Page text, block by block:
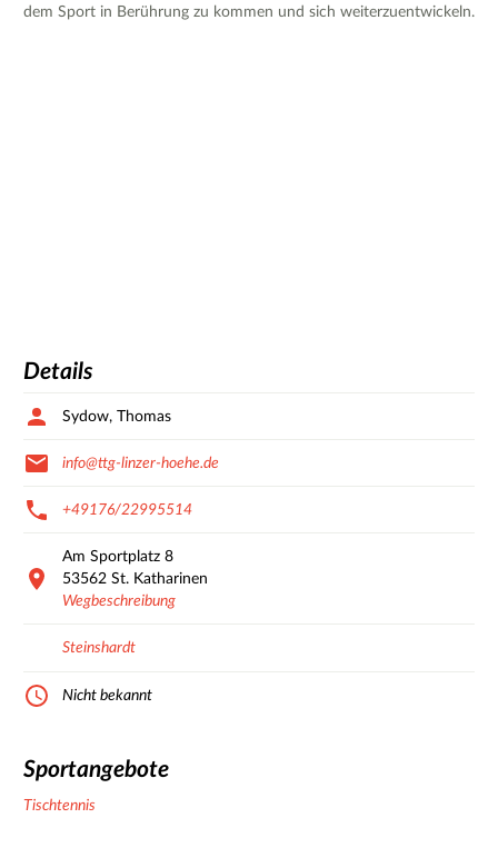
dem Sport in Berührung zu kommen und sich weiterzuentwickeln.
Details
Sydow, Thomas
info@ttg-linzer-hoehe.de
+49176/22995514
Am Sportplatz 8
53562 St. Katharinen
Wegbeschreibung
Steinshardt
Nicht bekannt
Sportangebote
Tischtennis